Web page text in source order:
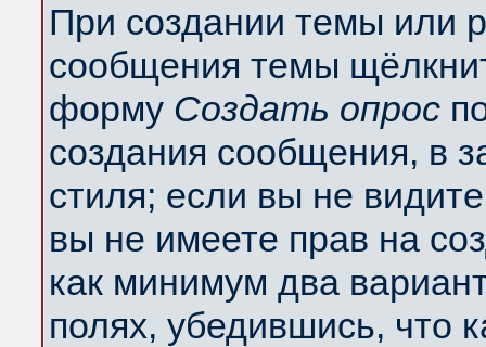
При создании темы или
сообщения темы
форму Создать опрос
создания сообщения, в
стиля; если вы не
вы не имеете прав на
как минимум два
полях, убедившись, что